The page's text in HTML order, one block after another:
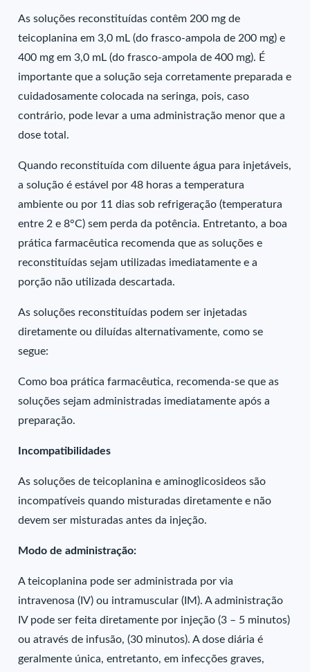
As soluções reconstituídas contêm 200 mg de
teicoplanina em 3,0 mL (do frasco-ampola de 200 mg) e
400 mg em 3,0 mL (do frasco-ampola de 400 mg). É
importante que a solução seja corretamente preparada e
cuidadosamente colocada na seringa, pois, caso
contrário, pode levar a uma administração menor que a
dose total.
Quando reconstituída com diluente água para injetáveis,
a solução é estável por 48 horas a temperatura
ambiente ou por 11 dias sob refrigeração (temperatura
entre 2 e 8°C) sem perda da potência. Entretanto, a boa
prática farmacêutica recomenda que as soluções e
reconstituídas sejam utilizadas imediatamente e a
porção não utilizada descartada.
As soluções reconstituídas podem ser injetadas
diretamente ou diluídas alternativamente, como se
segue:
Como boa prática farmacêutica, recomenda-se que as
soluções sejam administradas imediatamente após a
preparação.
Incompatibilidades
As soluções de teicoplanina e aminoglicosideos são
incompatíveis quando misturadas diretamente e não
devem ser misturadas antes da injeção.
Modo de administração:
A teicoplanina pode ser administrada por via
intravenosa (IV) ou intramuscular (IM). A administração
IV pode ser feita diretamente por injeção (3 – 5 minutos)
ou através de infusão, (30 minutos). A dose diária é
geralmente única, entretanto, em infecções graves,